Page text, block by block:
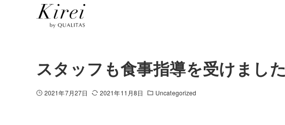
スタッフも食事指導を受けました
2021年7月27日 2021年11月8日 Uncategorized